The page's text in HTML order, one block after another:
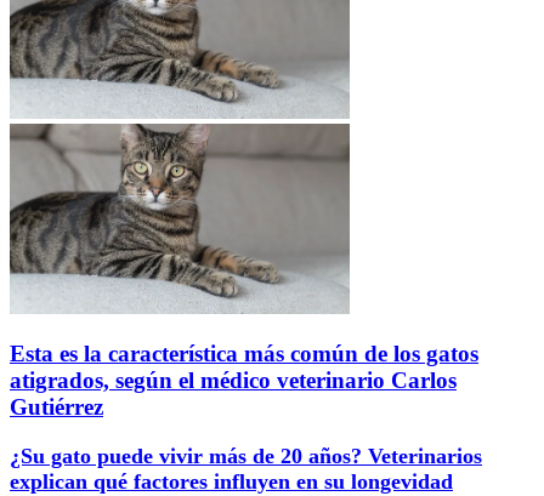
Esta es la característica más común de los gatos
atigrados, según el médico veterinario Carlos
Gutiérrez
¿Su gato puede vivir más de 20 años? Veterinarios
explican qué factores influyen en su longevidad